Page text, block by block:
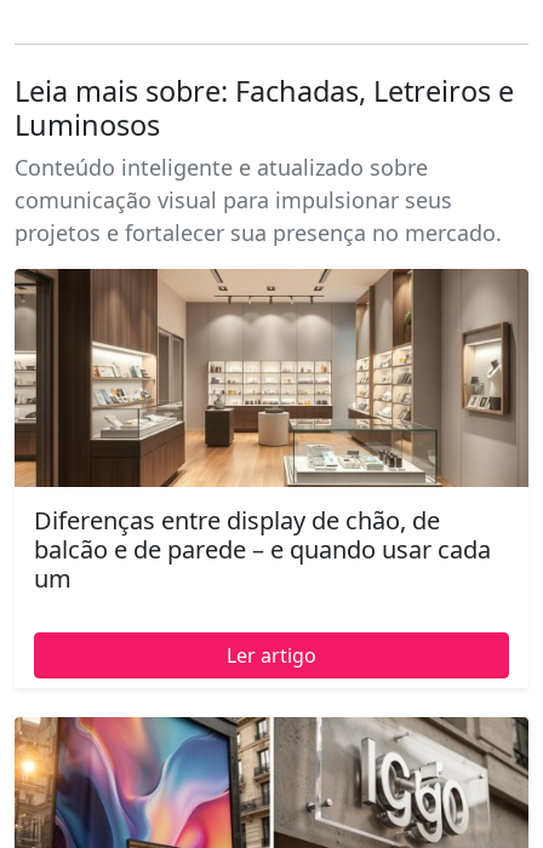
Leia mais sobre: Fachadas, Letreiros e
Luminosos
Conteúdo inteligente e atualizado sobre
comunicação visual para impulsionar seus
projetos e fortalecer sua presença no mercado.
Diferenças entre display de chão, de
balcão e de parede – e quando usar cada
um
Ler artigo